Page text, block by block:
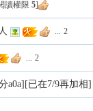
讀權限 5]
... 2
... 2
a0a][已在7/9再加相]